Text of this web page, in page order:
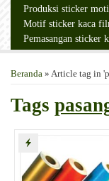
Produksi sticker
Motif sticker kaca
Pemasangan sticker
Beranda » Article tag in
Tags